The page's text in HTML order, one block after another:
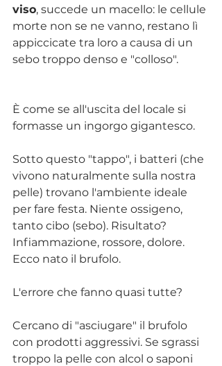
viso, succede un macello: le cellule
morte non se ne vanno, restano lì
appiccicate tra loro a causa di un
sebo troppo denso e "colloso".
È come se all'uscita del locale si
formasse un ingorgo gigantesco.
Sotto questo "tappo", i batteri (che
vivono naturalmente sulla nostra
pelle) trovano l'ambiente ideale
per fare festa. Niente ossigeno,
tanto cibo (sebo). Risultato?
Infiammazione, rossore, dolore.
Ecco nato il brufolo.
L'errore che fanno quasi tutte?
Cercano di "asciugare" il brufolo
con prodotti aggressivi. Se sgrassi
troppo la pelle con alcol o saponi